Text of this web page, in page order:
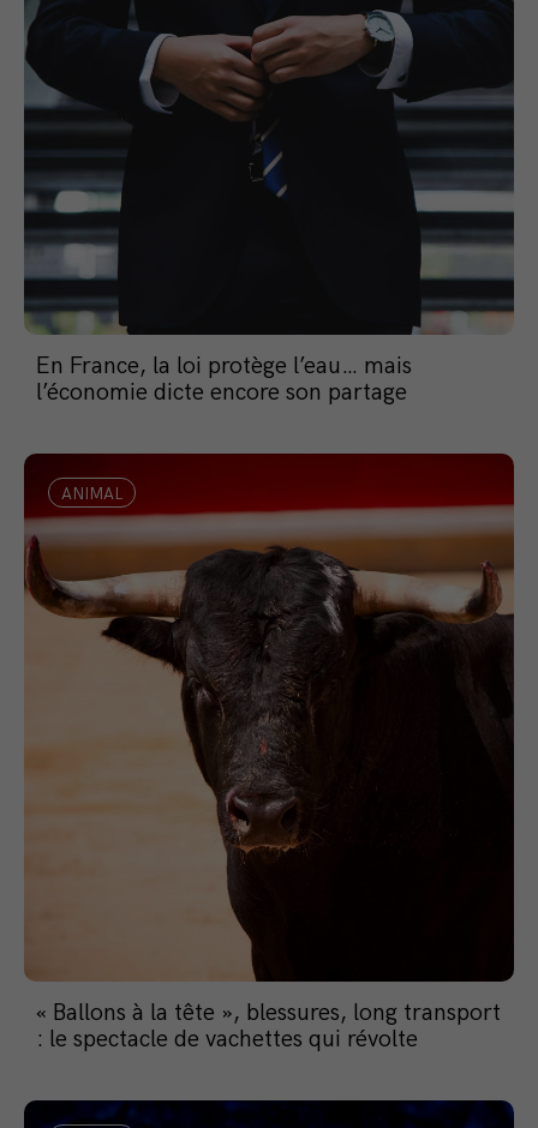
En France, la loi protège l’eau… mais
l’économie dicte encore son partage
ANIMAL
« Ballons à la tête », blessures, long transport
: le spectacle de vachettes qui révolte